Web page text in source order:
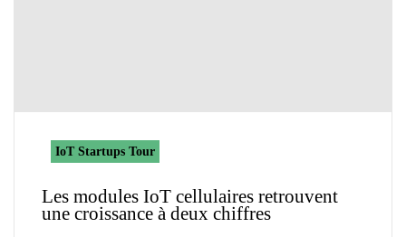
IoT Startups Tour
Les modules IoT cellulaires retrouvent
une croissance à deux chiffres